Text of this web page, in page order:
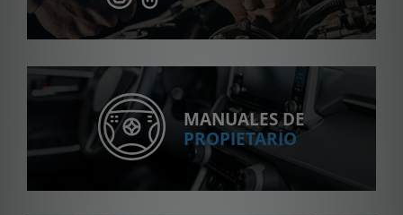
MANUALES DE
PROPIETARIO